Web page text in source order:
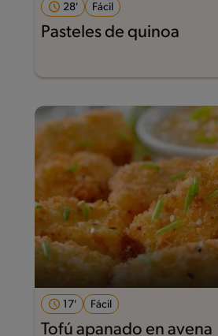
28' Fácil
Pasteles de quinoa
17' Fácil
Tofú apanado en avena